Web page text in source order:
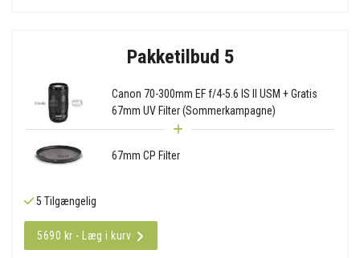
Pakketilbud 5
Canon 70-300mm EF f/4-5.6 IS II USM + Gratis
67mm UV Filter (Sommerkampagne)
67mm CP Filter
5 Tilgængelig
5690 kr - Læg i kurv